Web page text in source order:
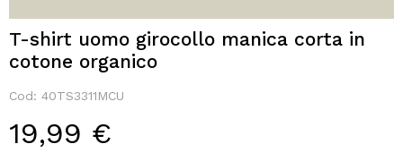
T-shirt uomo girocollo manica corta in
cotone organico
Cod: 40TS3311MCU
19,99 €